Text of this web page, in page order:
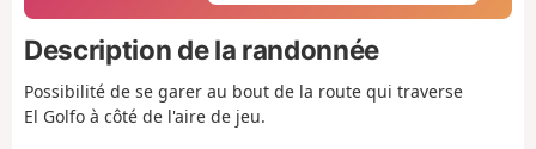
Description de la randonnée
Possibilité de se garer au bout de la route qui traverse
El Golfo à côté de l'aire de jeu.